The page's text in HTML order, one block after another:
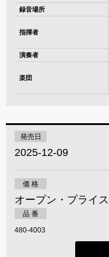
録音場所
指揮者
演奏者
楽団
発売日
2025-12-09
価 格
オープン・プライス
品 番
480-4003